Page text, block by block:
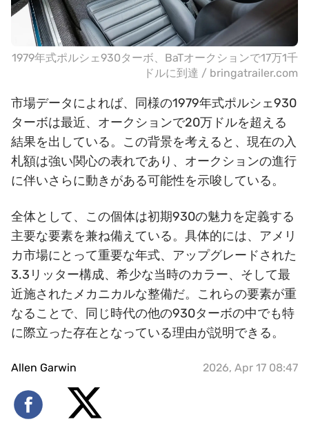
1979年式ポルシェ930ターボ、BaTオークションで17万1千
ドルに到達 / bringatrailer.com
市場データによれば、同様の1979年式ポルシェ930
ターボは最近、オークションで20万ドルを超える
結果を出している。この背景を考えると、現在の入
札額は強い関心の表れであり、オークションの進行
に伴いさらに動きがある可能性を示唆している。
全体として、この個体は初期930の魅力を定義する
主要な要素を兼ね備えている。具体的には、アメリ
カ市場にとって重要な年式、アップグレードされた
3.3リッター構成、希少な当時のカラー、そして最
近施されたメカニカルな整備だ。これらの要素が重
なることで、同じ時代の他の930ターボの中でも特
に際立った存在となっている理由が説明できる。
Allen Garwin 2026, Apr 17 08:47